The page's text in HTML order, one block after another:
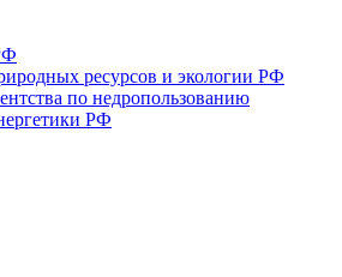
ресурсов и экологии РФ
по недропользованию
РФ